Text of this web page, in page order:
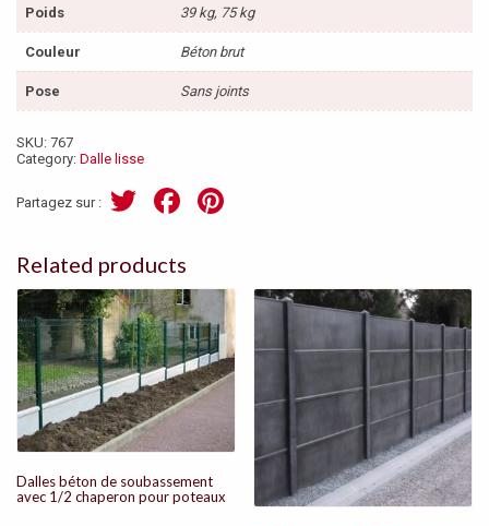
Poids 39 kg, 75 kg
Couleur Béton brut
Pose Sans joints
SKU: 767
Category: Dalle lisse
Partagez sur :
T
tt
er
F
ce
b
o
o
k
es
t
Related products
Dalles béton de soubassement
avec 1/2 chaperon pour poteaux